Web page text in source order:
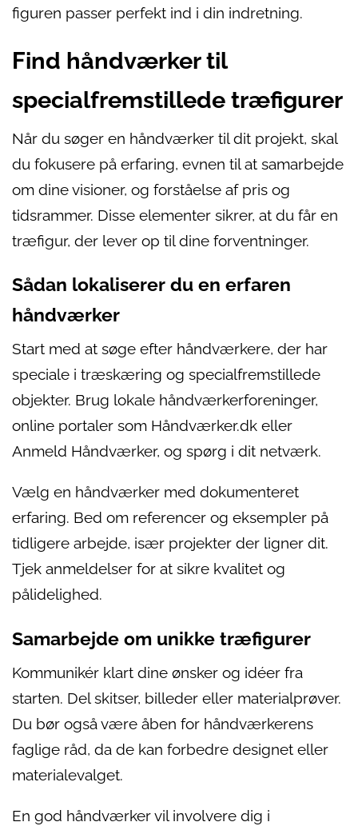
figuren passer perfekt ind i din indretning.
Find håndværker til
specialfremstillede træfigurer
Når du søger en håndværker til dit projekt, skal
du fokusere på erfaring, evnen til at samarbejde
om dine visioner, og forståelse af pris og
tidsrammer. Disse elementer sikrer, at du får en
træfigur, der lever op til dine forventninger.
Sådan lokaliserer du en erfaren
håndværker
Start med at søge efter håndværkere, der har
speciale i træskæring og specialfremstillede
objekter. Brug lokale håndværkerforeninger,
online portaler som Håndværker.dk eller
Anmeld Håndværker, og spørg i dit netværk.
Vælg en håndværker med dokumenteret
erfaring. Bed om referencer og eksempler på
tidligere arbejde, især projekter der ligner dit.
Tjek anmeldelser for at sikre kvalitet og
pålidelighed.
Samarbejde om unikke træfigurer
Kommunikér klart dine ønsker og idéer fra
starten. Del skitser, billeder eller materialprøver.
Du bør også være åben for håndværkerens
faglige råd, da de kan forbedre designet eller
materialevalget.
En god håndværker vil involvere dig i